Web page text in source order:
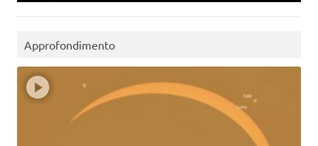
Approfondimento